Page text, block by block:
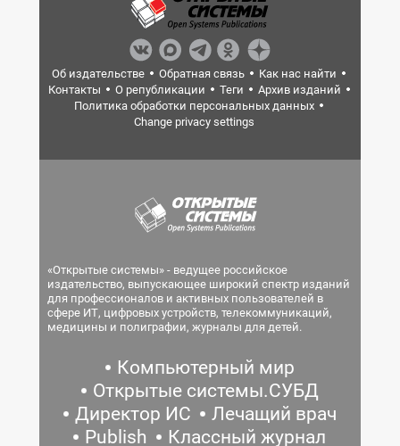
Об издательстве Обратная связь
Как нас найти
Контакты
О републикации Теги
Архив изданий
Политика обработки персональных данных
Change privacy settings
«Открытые системы» - ведущее российское
издательство, выпускающее широкий спектр изданий
для профессионалов и активных пользователей в
сфере ИТ, цифровых устройств, телекоммуникаций,
медицины и полиграфии, журналы для детей.
Компьютерный мир
Открытые системы.СУБД
Директор ИС
Лечащий врач
Publish
Классный журнал